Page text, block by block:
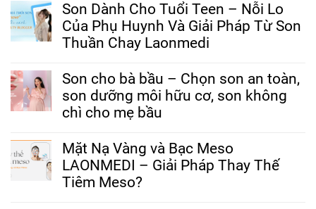
Son Dành Cho Tuổi Teen – Nỗi Lo
Của Phụ Huynh Và Giải Pháp Từ Son
Thuần Chay Laonmedi
Son cho bà bầu – Chọn son an toàn,
son dưỡng môi hữu cơ, son không
chì cho mẹ bầu
Mặt Nạ Vàng và Bạc Meso
LAONMEDI – Giải Pháp Thay Thế
Tiêm Meso?